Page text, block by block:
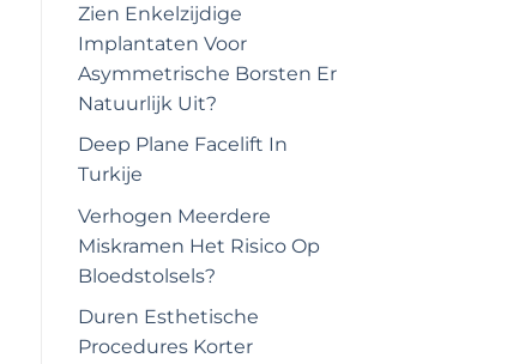
Zien Enkelzijdige
Implantaten Voor
Asymmetrische Borsten Er
Natuurlijk Uit?
Deep Plane Facelift In
Turkije
Verhogen Meerdere
Miskramen Het Risico Op
Bloedstolsels?
Duren Esthetische
Procedures Korter